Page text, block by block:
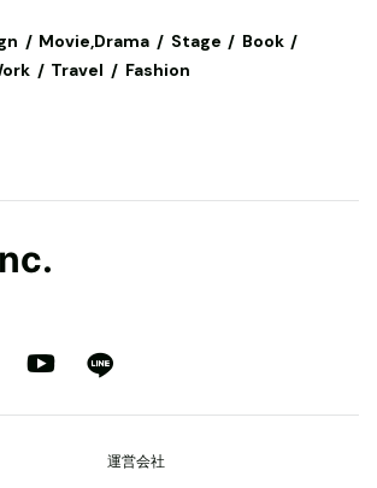
Movie,Drama Stage
Book
Travel Fashion
運営会社